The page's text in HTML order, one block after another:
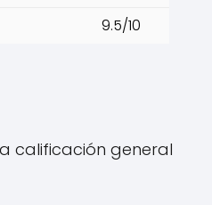
9.5/10
calificación general